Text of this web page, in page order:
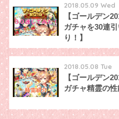
2018.05.09 Wed
【ゴールデン
ガチャを30連
り！】
2018.05.08 Tue
【ゴールデン
ガチャ精霊の